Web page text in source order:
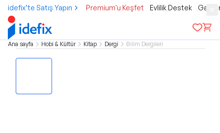
idefix’te Satış Yapın Premium'u Keşfet Evlilik Destek
Ana sayfa Hobi & Kültür Kitap Dergi Bilim Dergileri